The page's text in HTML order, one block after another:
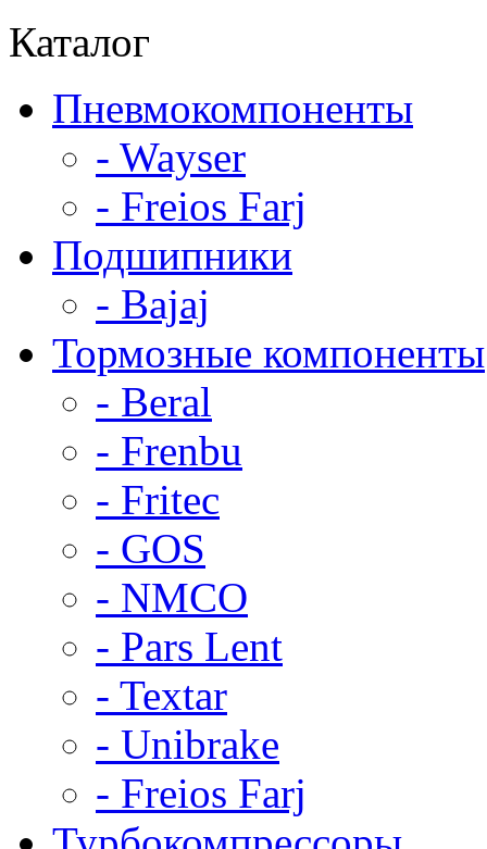
Каталог
Пневмокомпоненты
- Wayser
- Freios Farj
Подшипники
- Bajaj
Тормозные компоненты
- Beral
- Frenbu
- Fritec
- GOS
- NMCO
- Pars Lent
- Textar
- Unibrake
- Freios Farj